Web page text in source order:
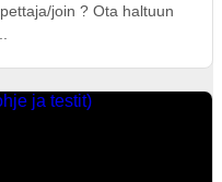
join ? Ota haltuun